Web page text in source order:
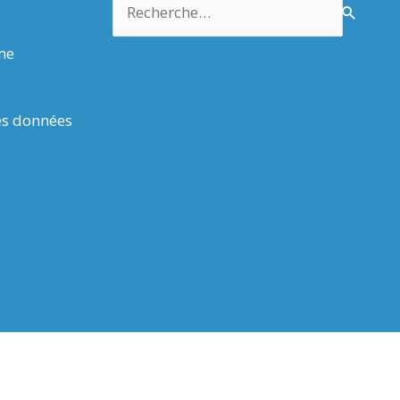
données